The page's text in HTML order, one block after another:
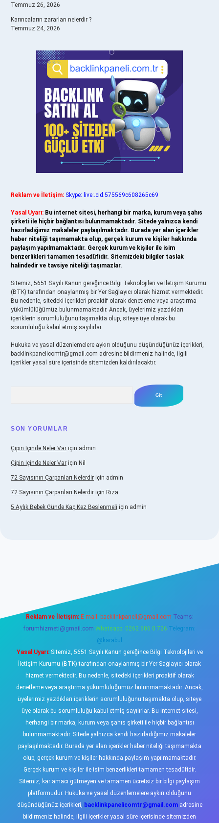
Temmuz 26, 2026
Karıncaların zararları nelerdir ?
Temmuz 24, 2026
Reklam ve İletişim: Skype: live:.cid.575569c608265c69
Yasal Uyarı: Bu internet sitesi, herhangi bir marka, kurum veya şahıs
şirketi ile hiçbir bağlantısı bulunmamaktadır. Sitede yalnızca kendi
hazırladığımız makaleler paylaşılmaktadır. Burada yer alan içerikler
haber niteliği taşımamakta olup, gerçek kurum ve kişiler hakkında
paylaşım yapılmamaktadır. Gerçek kurum ve kişiler ile isim
benzerlikleri tamamen tesadüfidir. Sitemizdeki bilgiler taslak
halindedir ve tavsiye niteliği taşımazlar.
Sitemiz, 5651 Sayılı Kanun gereğince Bilgi Teknolojileri ve İletişim Kurumu
(BTK) tarafından onaylanmış bir Yer Sağlayıcı olarak hizmet vermektedir.
Bu nedenle, sitedeki içerikleri proaktif olarak denetleme veya araştırma
yükümlülüğümüz bulunmamaktadır. Ancak, üyelerimiz yazdıkları
içeriklerin sorumluluğunu taşımakta olup, siteye üye olarak bu
sorumluluğu kabul etmiş sayılırlar.
Hukuka ve yasal düzenlemelere aykırı olduğunu düşündüğünüz içerikleri,
backlinkpanelicomtr@gmail.com adresine bildirmeniz halinde, ilgili
içerikler yasal süre içerisinde sitemizden kaldırılacaktır.
SON YORUMLAR
Çipin Içinde Neler Var için admin
Çipin Içinde Neler Var için Nil
72 Sayısının Çarpanları Nelerdir için admin
72 Sayısının Çarpanları Nelerdir için Rıza
5 Aylık Bebek Günde Kaç Kez Beslenmeli için admin
Reklam ve İletişim: E-mail: backlinkpaneli@gmail.com Teams:
forumhizmeti@gmail.com Whatsapp: 0262 606 0 726 Telegram:
@karabul
Yasal Uyarı:Sitemiz, 5651 Sayılı Kanun gereğince Bilgi Teknolojileri ve
İletişim Kurumu (BTK) tarafından onaylanmış bir Yer Sağlayıcı olarak
hizmet vermektedir. Bu nedenle, sitedeki içerikleri proaktif olarak
denetleme veya araştırma yükümlülüğümüz bulunmamaktadır. Ancak,
üyelerimiz yazdıkları içeriklerin sorumluluğunu taşımakta olup, siteye
üye olarak bu sorumluluğu kabul etmiş sayılırlar. Bu internet sitesi,
herhangi bir marka, kurum veya şahıs şirketi ile hiçbir bağlantısı
bulunmamaktadır. Sitede yalnızca kendi hazırladığımız makaleler
paylaşılmaktadır. Burada yer alan içerikler haber niteliği taşımamakta
olup, gerçek kurum ve kişiler hakkında paylaşım yapılmamaktadır.
Gerçek kurum ve kişiler ile isim benzerlikleri tamamen tesadüfidir.
Sitemiz, kar amacı gütmeyen ve tamamen ücretsiz bir bilgi paylaşım
platformudur. Hukuka ve yasal düzenlemelere aykırı olduğunu
düşündüğünüz içerikleri, backlinkpanelicomtr@gmail.comadresine
bildirmeniz halinde, ilgili içerikler yasal süre içerisinde sitemizden